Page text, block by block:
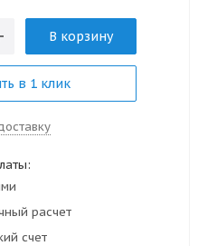
В корзину
в 1 клик
расчет
счет